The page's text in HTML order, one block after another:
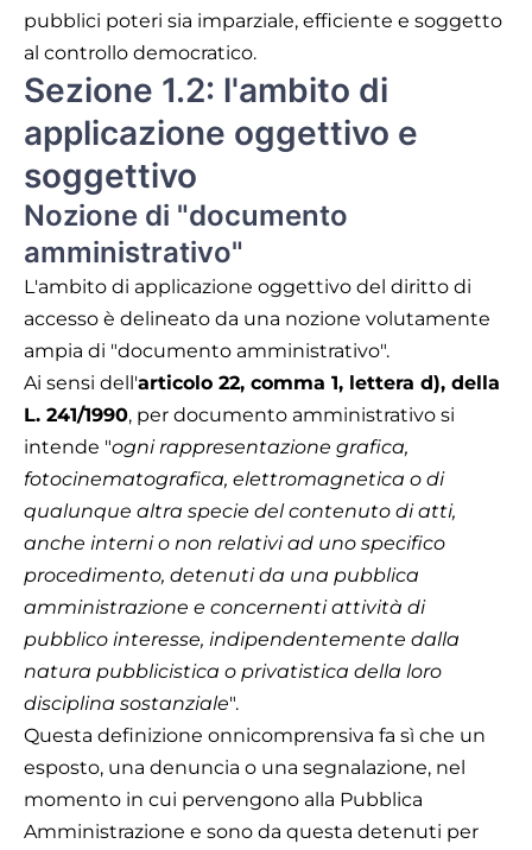
pubblici poteri sia imparziale, efficiente e soggetto
al controllo democratico.
Sezione 1.2: l'ambito di
applicazione oggettivo e
soggettivo
Nozione di "documento
amministrativo"
L'ambito di applicazione oggettivo del diritto di
accesso è delineato da una nozione volutamente
ampia di "documento amministrativo".
Ai sensi dell'articolo 22, comma 1, lettera d), della
L. 241/1990, per documento amministrativo si
intende "ogni rappresentazione grafica,
fotocinematografica, elettromagnetica o di
qualunque altra specie del contenuto di atti,
anche interni o non relativi ad uno specifico
procedimento, detenuti da una pubblica
amministrazione e concernenti attività di
pubblico interesse, indipendentemente dalla
natura pubblicistica o privatistica della loro
disciplina sostanziale".
Questa definizione onnicomprensiva fa sì che un
esposto, una denuncia o una segnalazione, nel
momento in cui pervengono alla Pubblica
Amministrazione e sono da questa detenuti per